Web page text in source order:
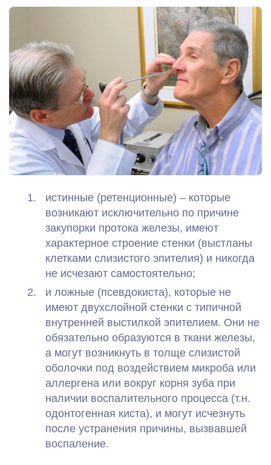
истинные (ретенционные) – которые
возникают исключительно по причине
закупорки протока железы, имеют
характерное строение стенки (выстланы
клетками слизистого эпителия) и никогда
не исчезают самостоятельно;
и ложные (псевдокиста), которые не
имеют двухслойной стенки с типичной
внутренней выстилкой эпителием. Они не
обязательно образуются в ткани железы,
а могут возникнуть в толще слизистой
оболочки под воздействием микроба или
аллергена или вокруг корня зуба при
наличии воспалительного процесса (т.н.
одонтогенная киста), и могут исчезнуть
после устранения причины, вызвавшей
воспаление.